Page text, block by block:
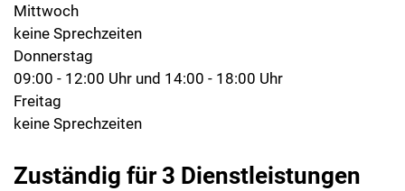
Mittwoch
keine Sprechzeiten
Donnerstag
09:00 - 12:00 Uhr und 14:00 - 18:00 Uhr
Freitag
keine Sprechzeiten
Zuständig für 3 Dienstleistungen